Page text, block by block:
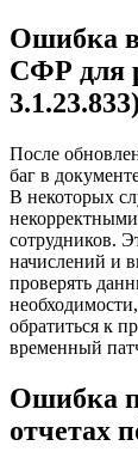
Ошибка в
СФР для
3.1.23.833)
После
баг в
В некоторых
сотрудников.
начислений и
проверять
обратиться к
временный
Ошибка
отчетах